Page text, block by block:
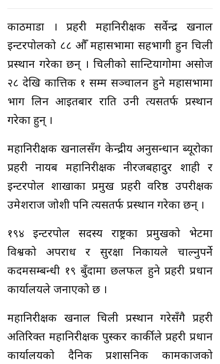
काठमाडौं । प्रहरी महानिरीक्षक सर्वेन्द्र खनाल
इन्टरपोलको ८८ औँ महासभामा सहभागी हुन चिली
प्रस्थान गरेका छन् । चिलीको सान्टियागोमा असोज
२८ देखि कात्तिक १ सम्म सञ्चालन हुने महासभामा
भाग लिन आइतबार राति उनी त्यसतर्फ प्रस्थान
गरेका हुन् ।
महानिरीक्षक खनालसँग केन्द्रीय अनुसन्धान ब्यूरोका
प्रहरी नायब महानिरीक्षक नीरजबहादुर शाही र
इन्टरपोल शाखाका प्रमुख प्रहरी वरिष्ठ उपरीक्षक
उमेशराज जोशी पनि त्यसतर्फ प्रस्थान गरेका छन् ।
१९४ इन्टरपोल सदस्य राष्ट्रका प्रमुखको भेटमा
विश्वको अपराध र सुरक्षा निकायले चाल्नुपर्ने
कदमसम्बन्धी १९ बुँदामा छलफल हुने प्रहरी प्रधान
कार्यालयले जनाएको छ ।
महानिरीक्षक खनाल चिली प्रस्थान गरेसँगै प्रहरी
अतिरिक्त महानिरीक्षक पुस्कर कार्कीले प्रहरी प्रधान
कार्यालयको दैनिक प्रशासनिक कामकाजको